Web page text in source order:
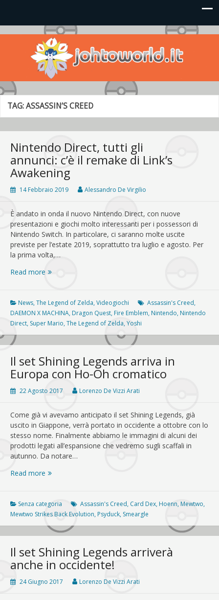
Johto World
Le novità più frizzanti dall'universo Pokémon e Nintendo
TAG:ASSASSIN’S CREED
Nintendo Direct, tutti gli
annunci: c’è il remake di Link’s
Awakening
14 Febbraio 2019 Alessandro De Virgilio
È andato in onda il nuovo Nintendo Direct, con nuove
presentazioni e giochi molto interessanti per i possessori di
Nintendo Switch. In particolare, ci saranno molte uscite
previste per l’estate 2019, soprattutto tra luglio e agosto. Per
la prima volta,…
Read more Nintendo
gli
annunci:
c’è
il
remake
Link’s
Awakening
News,The Legend of Zelda,Videogiochi Assassin's Creed,
DAEMON X MACHINA, Dragon Quest, Fire Emblem, Nintendo, Nintendo
Direct, Super Mario,The Legend of Zelda,Yoshi
Il set Shining Legends arriva in
Europa con Ho-Oh cromatico
22 Agosto 2017 Lorenzo De Vizzi Arati
Come già vi avevamo anticipato il set Shining Legends, già
uscito in Giappone, verrà portato in occidente a ottobre con lo
stesso nome. Finalmente abbiamo le immagini di alcuni dei
prodotti legati all’espansione che vedremo sugli scaffali in
autunno. Da notare…
Read more Il
Legends
arriva
in
Europa
Ho-
Oh
Senza categoria Assassin's Creed, Card Dex, Hoenn, Mewtwo,
Mewtwo Strikes Back Evolution, Psyduck, Smeargle
Il set Shining Legends arriverà
anche in occidente!
24 Giugno 2017 Lorenzo De Vizzi Arati